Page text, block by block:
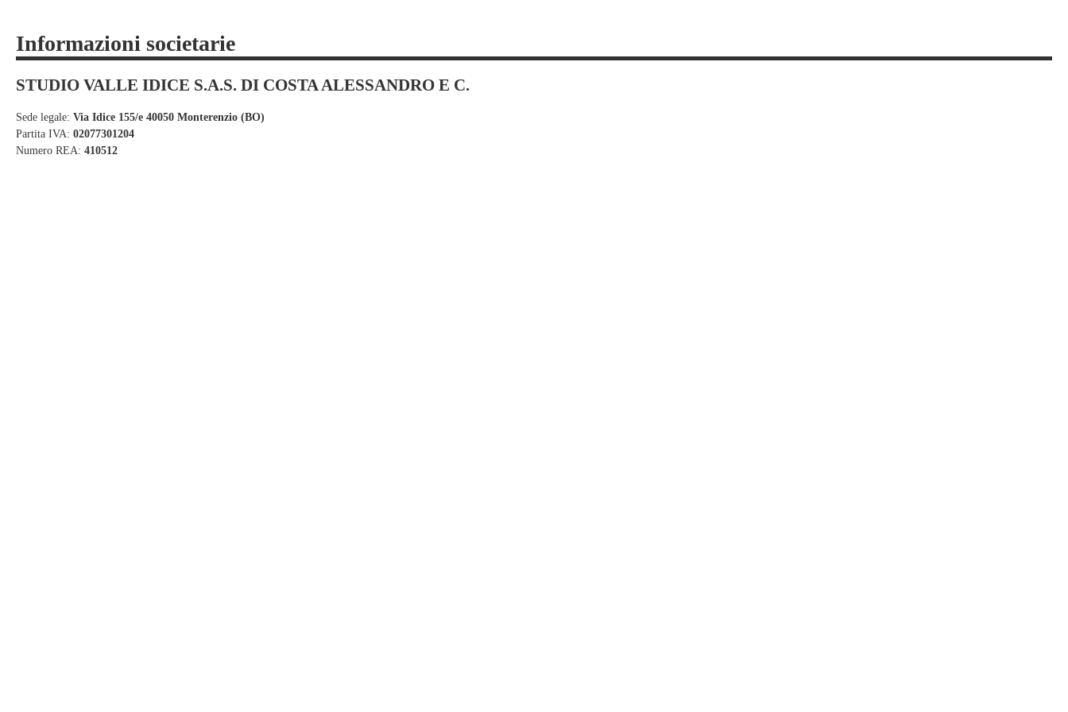
Informazioni societarie
STUDIO VALLE IDICE S.A.S. DI COSTA ALESSANDRO E C.
Sede legale: Via Idice 155/e 40050 Monterenzio (BO)
Partita IVA: 02077301204
Numero REA: 410512